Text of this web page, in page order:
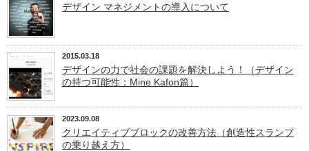
デザイン マネジメントの導入について
2015.03.18
デザインの力で社会の課題を解決しよう！（デザイン
の持つ可能性：Mine Kafon篇）
2023.09.08
クリエイティブブロックの改善方法（創造性スランプ
の乗り越え方）